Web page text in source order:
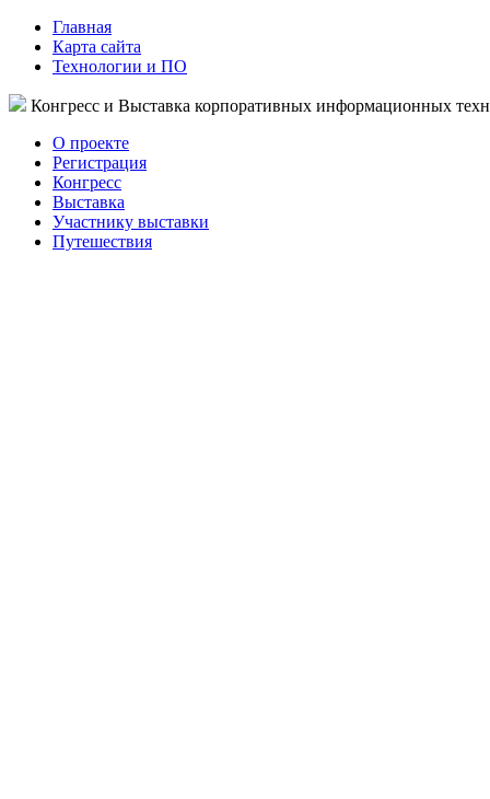
Главная
Карта сайта
Технологии и ПО
Конгресс и Выставка корпоративных информационных
О проекте
Регистрация
Конгресс
Выставка
Участнику выставки
Путешествия